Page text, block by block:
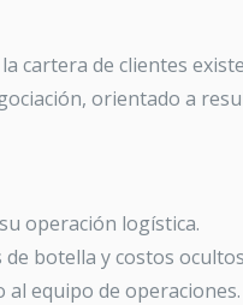
cartera de clientes
orientado a
operación logística.
botella y costos
equipo de operaciones.